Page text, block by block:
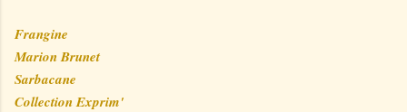
Frangine
Marion Brunet
Sarbacane
Collection Exprim'